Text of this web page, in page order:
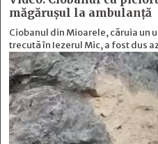
măgărușul la ambulanță
Ciobanul din Mioarele, căruia un
trecută în Iezerul Mic, a fost dus